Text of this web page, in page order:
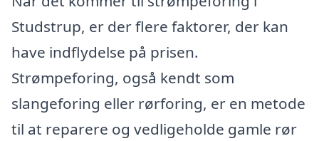
Studstrup, er der flere faktorer, der kan
have indflydelse på prisen.
Strømpeforing, også kendt som
slangeforing eller rørforing, er en metode
til at reparere og vedligeholde gamle rør